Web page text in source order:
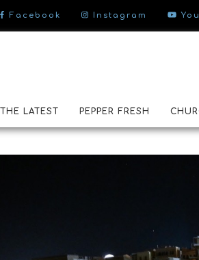
Facebook Instagram
THE LATEST PEPPER FRESH